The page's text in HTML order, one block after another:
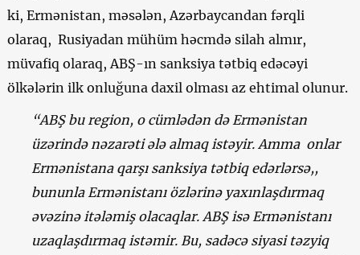
ki, Ermənistan, məsələn, Azərbaycandan fərqli
olaraq, Rusiyadan mühüm həcmdə silah almır,
müvafiq olaraq, ABŞ-ın sanksiya tətbiq edəcəyi
ölkələrin ilk onluğuna daxil olması az ehtimal olunur.
“ABŞ bu region, o cümlədən də Ermənistan
üzərində nəzarəti ələ almaq istəyir. Amma onlar
Ermənistana qarşı sanksiya tətbiq edərlərsə,,
bununla Ermənistanı özlərinə yaxınlaşdırmaq
əvəzinə itələmiş olacaqlar. ABŞ isə Ermənistanı
uzaqlaşdırmaq istəmir. Bu, sadəcə siyasi təzyiq